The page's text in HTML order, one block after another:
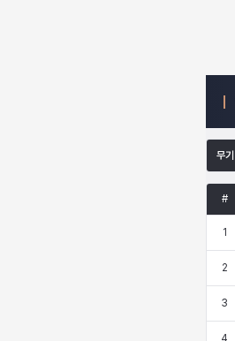
무기
#
1
2
3
4